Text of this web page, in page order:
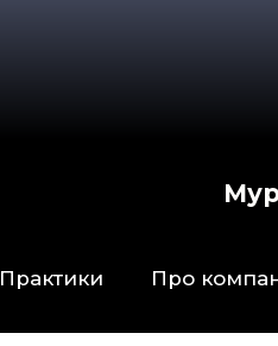
Практики Про